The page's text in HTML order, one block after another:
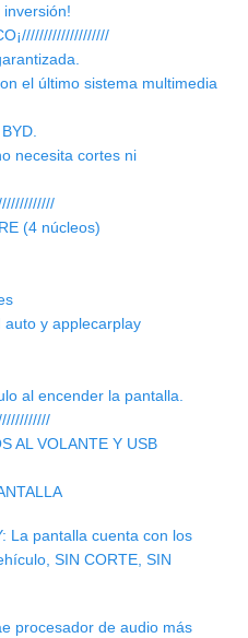
inversión!
el último sistema multimedia
necesita cortes ni
(4 núcleos)
auto y applecarplay
al encender la pantalla.
AL VOLANTE Y USB
La pantalla cuenta con los
SIN CORTE, SIN
procesador de audio más